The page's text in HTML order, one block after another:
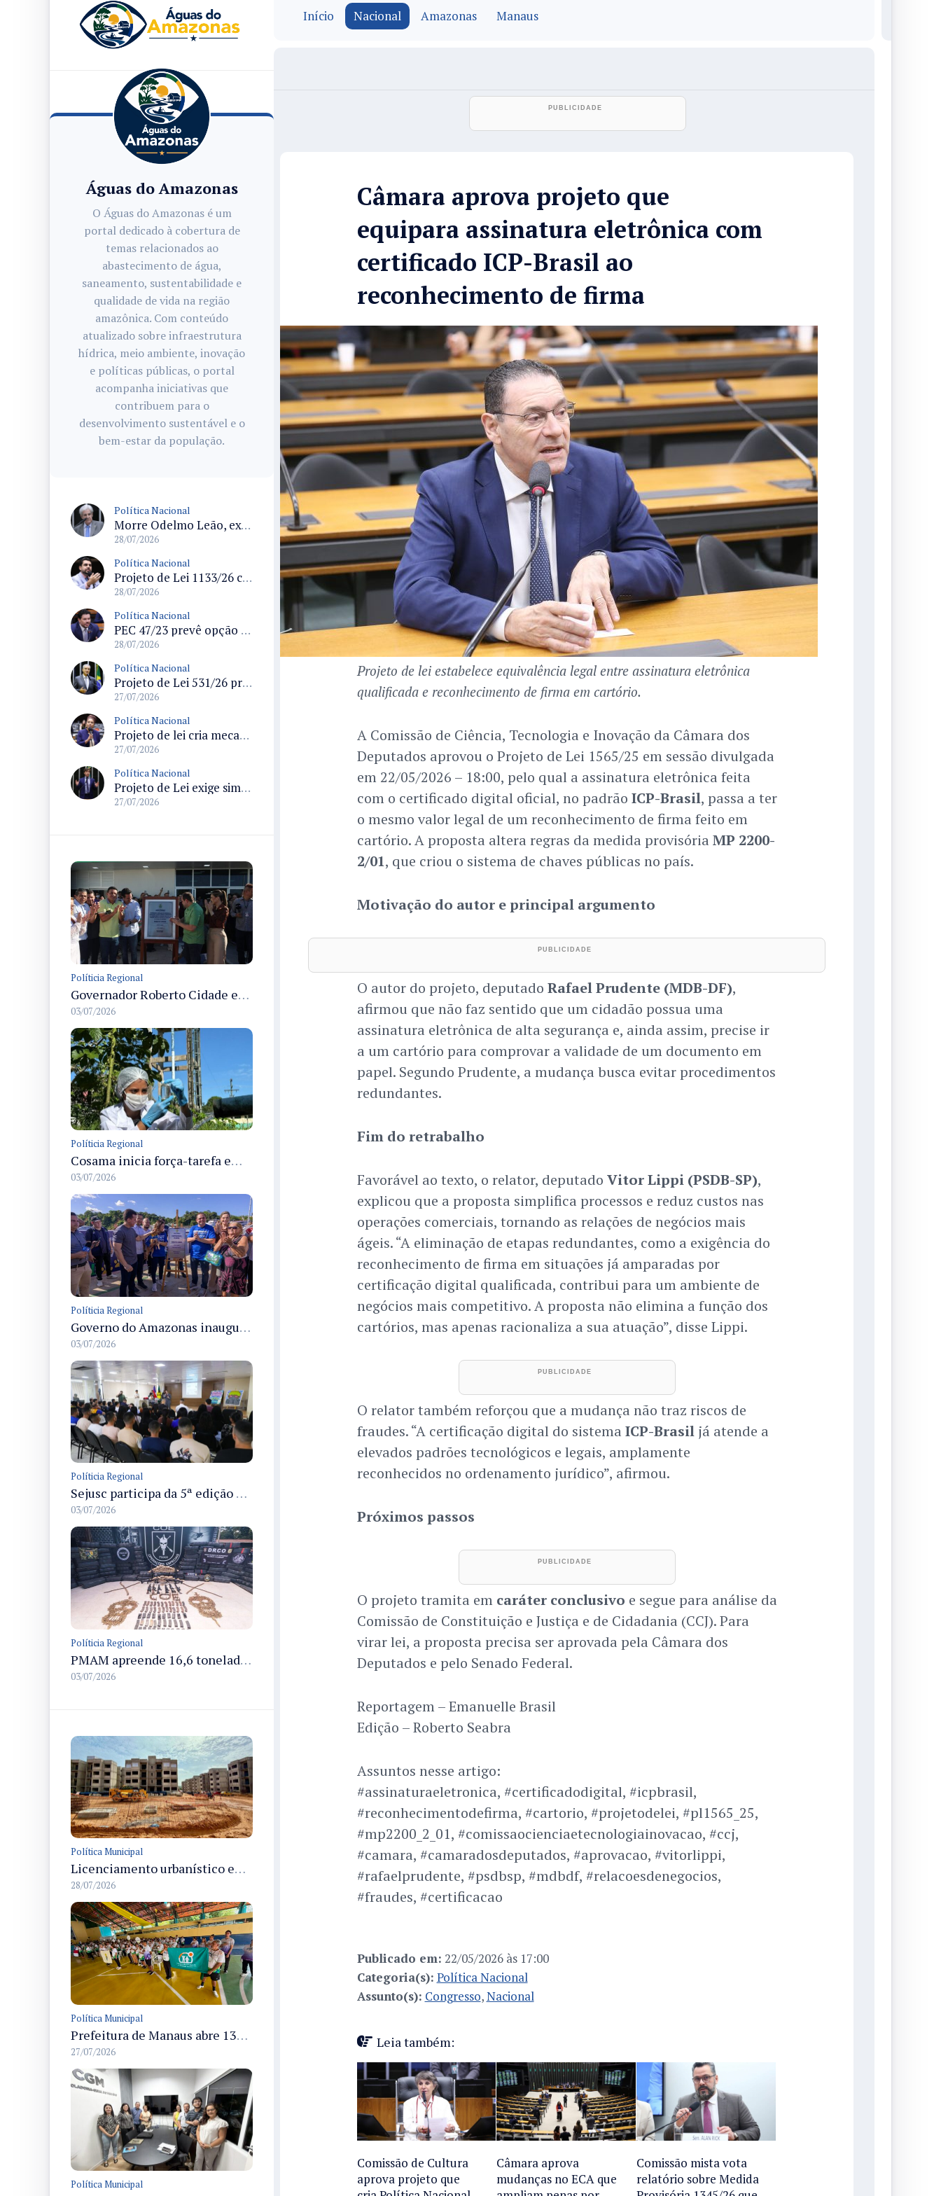
Águas do Amazonas
O Águas do Amazonas é um
portal dedicado à cobertura de
temas relacionados ao
abastecimento de água,
saneamento, sustentabilidade e
qualidade de vida na região
amazônica. Com conteúdo
atualizado sobre infraestrutura
hídrica, meio ambiente, inovação
e políticas públicas, o portal
acompanha iniciativas que
contribuem para o
desenvolvimento sustentável e o
bem-estar da população.
Política Nacional
Morre Odelmo Leão, ex-deputado federal e duas vezes prefeito de Uberlândia, aos 80 anos
28/07/2026
Política Nacional
Projeto de Lei 1133/26 cria política de atendimento psicológico voluntário com dedução no Imposto de Renda
28/07/2026
Política Nacional
PEC 47/23 prevê opção por remuneração da União para servidores dos ex-territórios do Amapá, Rondônia e Roraima
28/07/2026
Política Nacional
Projeto de Lei 531/26 propõe política nacional para combater solidão social entre idosos
27/07/2026
Política Nacional
Projeto de lei cria mecanismos de proteção a vítimas de crimes raciais e prevê atendimento especializado
27/07/2026
Política Nacional
Projeto de Lei exige simuladores de primeiros socorros que reproduzam anatomia masculina e feminina na administração federal
27/07/2026
Políticia Regional
Governador Roberto Cidade entrega readequação do ambulatório da FCecon e amplia capacidade de atendimento oncológico em Manaus
03/07/2026
Políticia Regional
Cosama inicia força-tarefa em Anamã para fortalecer abastecimento de água e segurança hídrica da população
03/07/2026
Políticia Regional
Governo do Amazonas inaugura primeiro Castramóvel Fluvial para atendimento veterinário às comunidades ribeirinhas e castração gratuita
03/07/2026
Políticia Regional
Sejusc participa da 5ª edição do Caminhos Literários com foco na cultura hip-hop nas unidades socioeducativas
03/07/2026
Políticia Regional
PMAM apreende 16,6 toneladas de entorpecentes e registra aumento nas prisões em flagrante e nas capturas de foragidos no primeiro semestre de 2026
03/07/2026
Política Municipal
Licenciamento urbanístico em Manaus registra alta de 73% e 726,5 mil m² no primeiro semestre de 2026
28/07/2026
Política Municipal
Prefeitura de Manaus abre 13ª edição dos Jogos Internos do Parque Municipal do Idoso com 166 atletas em disputas até 31/7
27/07/2026
Política Municipal
Início Nacional Amazonas Manaus
Câmara aprova projeto que
equipara assinatura eletrônica com
certificado ICP-Brasil ao
reconhecimento de firma
Projeto de lei estabelece equivalência legal entre assinatura eletrônica
qualificada e reconhecimento de firma em cartório.
A Comissão de Ciência, Tecnologia e Inovação da Câmara dos
Deputados aprovou o Projeto de Lei 1565/25 em sessão divulgada
em 22/05/2026 – 18:00, pelo qual a assinatura eletrônica feita
com o certificado digital oficial, no padrão ICP-Brasil, passa a ter
o mesmo valor legal de um reconhecimento de firma feito em
cartório. A proposta altera regras da medida provisória MP 2200-
2/01, que criou o sistema de chaves públicas no país.
Motivação do autor e principal argumento
O autor do projeto, deputado Rafael Prudente (MDB-DF),
afirmou que não faz sentido que um cidadão possua uma
assinatura eletrônica de alta segurança e, ainda assim, precise ir
a um cartório para comprovar a validade de um documento em
papel. Segundo Prudente, a mudança busca evitar procedimentos
redundantes.
Fim do retrabalho
Favorável ao texto, o relator, deputado Vitor Lippi (PSDB-SP),
explicou que a proposta simplifica processos e reduz custos nas
operações comerciais, tornando as relações de negócios mais
ágeis. “A eliminação de etapas redundantes, como a exigência do
reconhecimento de firma em situações já amparadas por
certificação digital qualificada, contribui para um ambiente de
negócios mais competitivo. A proposta não elimina a função dos
cartórios, mas apenas racionaliza a sua atuação”, disse Lippi.
O relator também reforçou que a mudança não traz riscos de
fraudes. “A certificação digital do sistema ICP-Brasiljá atende a
elevados padrões tecnológicos e legais, amplamente
reconhecidos no ordenamento jurídico”, afirmou.
Próximos passos
O projeto tramita em caráter conclusivo e segue para análise da
Comissão de Constituição e Justiça e de Cidadania (CCJ). Para
virar lei, a proposta precisa ser aprovada pela Câmara dos
Deputados e pelo Senado Federal.
Reportagem – Emanuelle Brasil
Edição – Roberto Seabra
Assuntos nesse artigo:
#assinaturaeletronica, #certificadodigital, #icpbrasil,
#reconhecimentodefirma, #cartorio, #projetodelei, #pl1565_25,
#mp2200_2_01, #comissaocienciaetecnologiainovacao, #ccj,
#camara, #camaradosdeputados, #aprovacao, #vitorlippi,
#rafaelprudente, #psdbsp, #mdbdf, #relacoesdenegocios,
#fraudes, #certificacao
Publicado em: 22/05/2026 às 17:00
Categoria(s): Política Nacional
Assunto(s): Congresso,Nacional
Leia também:
Comissão de Cultura
aprova projeto que
Câmara aprova
mudanças no ECA que
Comissão mista vota
relatório sobre Medida